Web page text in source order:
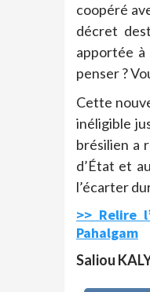
coopéré
décret
apportée à
penser ?
Cette
inéligible
brésilien a
d’État et
l’écarter
>> Relire
Pahalgam
Saliou